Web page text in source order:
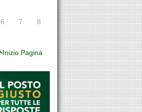
6 7
8
Inizio Pagina